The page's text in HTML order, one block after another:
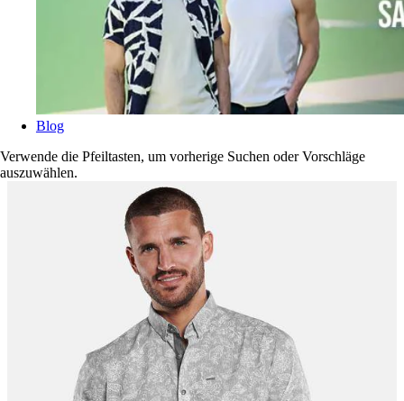
Blog
Verwende die Pfeiltasten, um vorherige Suchen oder Vorschläge
auszuwählen.